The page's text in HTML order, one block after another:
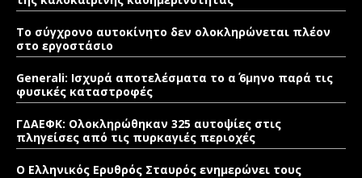
Το σύγχρονο αυτοκίνητο δεν ολοκληρώνεται πλέον
στο εργοστάσιο
Generali: Ισχυρά αποτελέσματα το α΄ 6μηνο παρά τις
φυσικές καταστροφές
ΓΔΑΕΦΚ: Ολοκληρώθηκαν 325 αυτοψίες στις
πληγείσες από τις πυρκαγιές περιοχές
Ο Ελληνικός Ερυθρός Σταυρός ενημερώνει τους